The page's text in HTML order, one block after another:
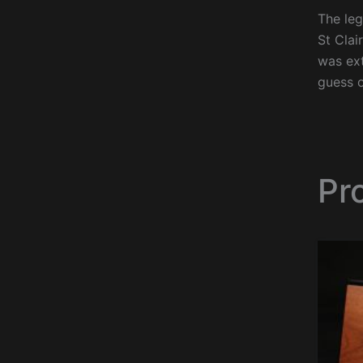
The
St
was
guess